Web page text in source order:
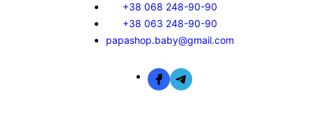
+38 068 248-90-90
+38 063 248-90-90
papashop.baby@gmail.com